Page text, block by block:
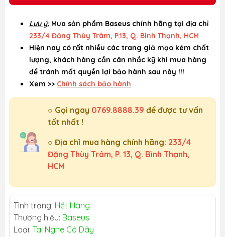
Lưu ý: Mua sản phẩm Baseus chính hãng tại địa chỉ
233/4 Đặng Thùy Trâm, P.13, Q. Bình Thạnh, HCM
Hiện nay có rất nhiều các trang giả mạo kém chất
lượng, khách hàng cần cân nhắc kỹ khi mua hàng
để tránh mất quyền lợi bảo hành sau này !!!
Xem >> Chính sách bảo hành
○ Gọi ngay 0769.8888.39 để được tư vấn
tốt nhất !
○ Địa chỉ mua hàng chính hãng: 233/4
Đặng Thùy Trâm, P. 13, Q. Bình Thạnh,
HCM
Tình trạng: Hết Hàng
Thương hiệu: Baseus
Loại: Tai Nghe Có Dây